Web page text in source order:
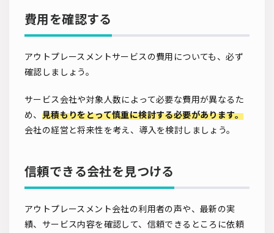
費用を確認する
アウトプレースメントサービスの費用についても、必ず
確認しましょう。
サービス会社や対象人数によって必要な費用が異なるた
め、 見積もりをとって慎重に検討する必要があります。
会社の経営と将来性を考え、導入を検討しましょう。
信頼できる会社を見つける
アウトプレースメント会社の利用者の声や、最新の実
績、サービス内容を確認して、信頼できるところに依頼